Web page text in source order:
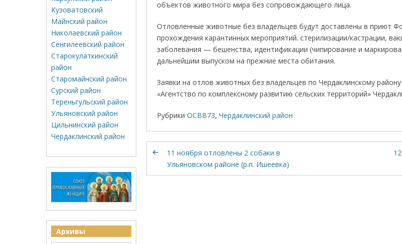
объектов животного мира без сопровождающего лица.
Отловленные животные без владельцев будут доставлены в приют
прохождения карантинных мероприятий. стерилизации/кастрации,
заболевания — бешенства, идентификации (чипирование и
дальнейшим выпуском на прежние места обитания.
Заявки на отлов животных без владельцев по Чердаклинскому
«Агентство по комплексному развитию сельских территорий»
Рубрики ОСВВ73, Чердаклинский район
11 ноября отловлены 2 собаки в
Ульяновском районе (р.п. Ишеевка)
Кузоватовский
Майнский район
Николаевский район
Сенгилеевский район
Старокулаткинский
район
Старомайнский район
Сурский район
Тереньгульский район
Ульяновский район
Цильнинский район
Чердаклинский район
Архивы